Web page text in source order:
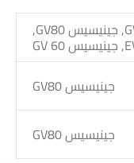
جينيسيس GV70, جينيسيس GV80,
جينيسيس GV80
جينيسيس GV80